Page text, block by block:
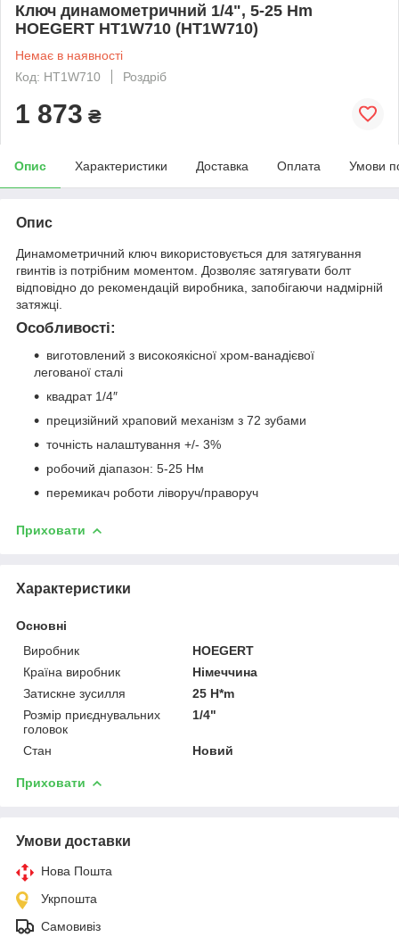
Ключ динамометричний 1/4", 5-25 Нm
HOEGERT HT1W710 (HT1W710)
Немає в наявності
Код: HT1W710
Роздріб
1 873 ₴
Опис Характеристики Доставка Оплата Умови
Опис
Динамометричний ключ використовується для затягування
гвинтів із потрібним моментом. Дозволяє затягувати болт
відповідно до рекомендацій виробника, запобігаючи надмірній
затяжці.
Особливості:
виготовлений з високоякісної хром-ванадієвої
легованої сталі
квадрат 1/4″
прецизійний храповий механізм з 72 зубами
точність налаштування +/- 3%
робочий діапазон: 5-25 Нм
перемикач роботи ліворуч/праворуч
Приховати
Характеристики
Основні
Виробник
HOEGERT
Країна виробник
Німеччина
Затискне зусилля
25 H*m
Розмір приєднувальних
головок
1/4"
Стан Новий
Приховати
Умови доставки
Нова Пошта
Укрпошта
Самовивіз